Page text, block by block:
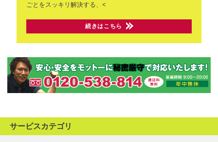
ごとをスッキリ解決する、<
続きはこちら
サービスカテゴリ